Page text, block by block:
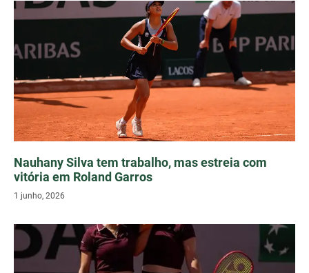
Nauhany Silva tem trabalho, mas estreia com
vitória em Roland Garros
1 junho, 2026